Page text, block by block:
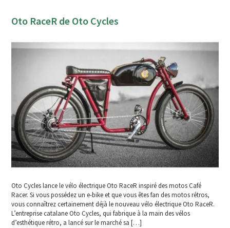
Oto RaceR de Oto Cycles
Oto Cycles lance le vélo électrique Oto RaceR inspiré des motos Café
Racer. Si vous possédez un e-bike et que vous êtes fan des motos rétros,
vous connaîtrez certainement déjà le nouveau vélo électrique Oto RaceR.
L’entreprise catalane Oto Cycles, qui fabrique à la main des vélos
d’esthétique rétro, a lancé sur le marché sa […]